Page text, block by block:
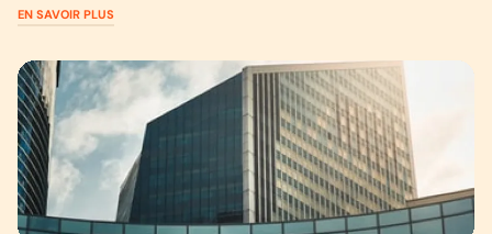
EN SAVOIR PLUS